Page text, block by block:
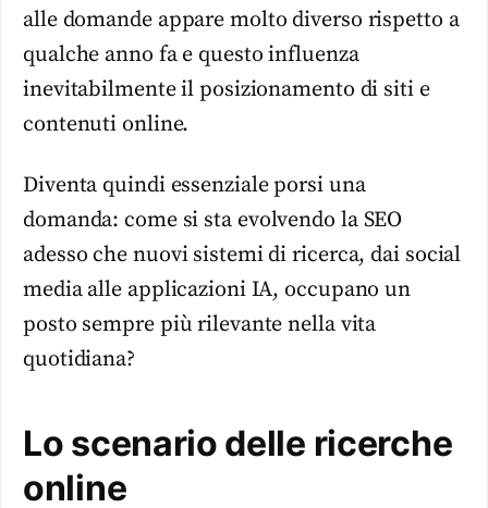
alle domande appare molto diverso rispetto a
qualche anno fa e questo influenza
inevitabilmente il posizionamento di siti e
contenuti online.
Diventa quindi essenziale porsi una
domanda: come si sta evolvendo la SEO
adesso che nuovi sistemi di ricerca, dai social
media alle applicazioni IA, occupano un
posto sempre più rilevante nella vita
quotidiana?
Lo scenario delle ricerche
online